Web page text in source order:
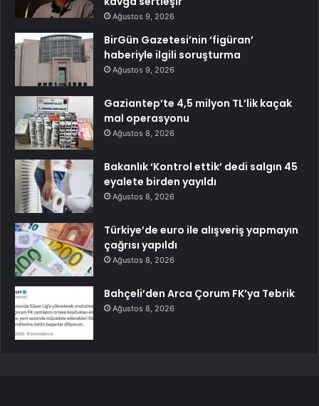
Ağustos 9, 2026
BirGün Gazetesi’nin ‘figüran’
haberiyle ilgili soruşturma
Ağustos 9, 2026
Gaziantep’te 4,5 milyon TL’lik kaçak
mal operasyonu
Ağustos 8, 2026
Bakanlık ‘Kontrol ettik’ dedi salgın 45
eyalete birden yayıldı
Ağustos 8, 2026
Türkiye’de euro ile alışveriş yapmayın
çağrısı yapıldı
Ağustos 8, 2026
Bahçeli’den Arca Çorum FK’ya Tebrik
Ağustos 8, 2026